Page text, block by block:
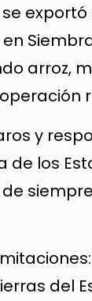
arroz,
y
de los
del